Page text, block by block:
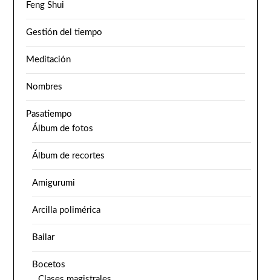
Feng Shui
Gestión del tiempo
Meditación
Nombres
Pasatiempo
Álbum de fotos
Álbum de recortes
Amigurumi
Arcilla polimérica
Bailar
Bocetos